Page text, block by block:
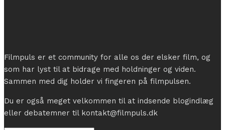
Filmpuls er et community for alle os der elsker film, og
som har lyst til at bidrage med holdninger og viden.
Sammen med dig holder vi fingeren på filmpulsen.
Du er også meget velkommen til at indsende blogindlæg
eller debatemner til kontakt@filmpuls.dk